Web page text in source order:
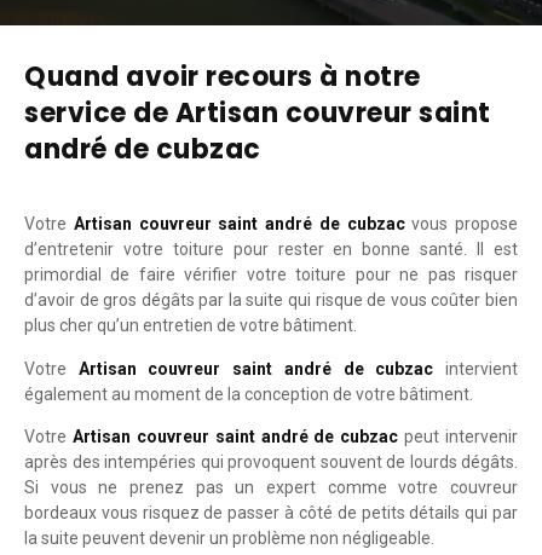
Quand avoir recours à notre
service de Artisan couvreur saint
andré de cubzac
Votre Artisan couvreur saint andré de cubzacvous propose
d’entretenir votre toiture pour rester en bonne santé. Il est
primordial de faire vérifier votre toiture pour ne pas risquer
d’avoir de gros dégâts par la suite qui risque de vous coûter bien
plus cher qu’un entretien de votre bâtiment.
Votre Artisan couvreur saint andré de cubzac intervient
également au moment de la conception de votre bâtiment.
Votre Artisan couvreur saint andré de cubzac peut intervenir
après des intempéries qui provoquent souvent de lourds dégâts.
Si vous ne prenez pas un expert comme votre couvreur
bordeaux vous risquez de passer à côté de petits détails qui par
la suite peuvent devenir un problème non négligeable.